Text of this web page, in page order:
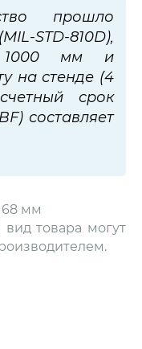
прошло
STD-810D),
1000 мм и
на стенде (4
срок
составляет
68 мм
товара могут